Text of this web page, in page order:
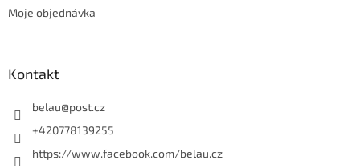
Moje objednávka
Kontakt
belau@post.cz
+420778139255
https://www.facebook.com/belau.cz